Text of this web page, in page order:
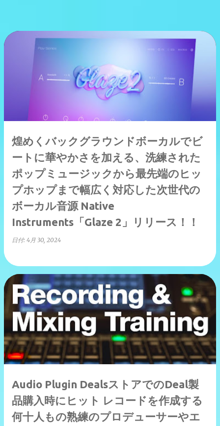
煌めくバックグラウンドボーカルでビ
ートに華やかさを加える、洗練された
ポップミュージックから最先端のヒッ
プホップまで幅広く対応した次世代の
ボーカル音源 Native
Instruments「Glaze 2」リリース！！
日付: 4月 30, 2024
Audio Plugin DealsストアでのDeal製
品購入時にヒット レコードを作成する
何十人もの熟練のプロデューサーやエ